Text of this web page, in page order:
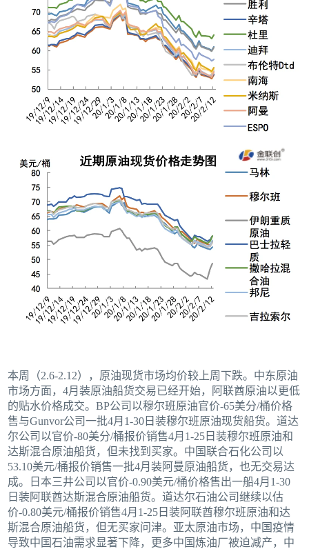
本周（2.6-2.12），原油现货市场均价较上周下跌。中东原油
市场方面，4月装原油船货交易已经开始，阿联酋原油以更低
的贴水价格成交。BP公司以穆尔班原油官价-65美分/桶价格
售与Gunvor公司一批4月1-30日装穆尔班原油现货船货。道达
尔公司以官价-80美分/桶报价销售4月1-25日装穆尔班原油和
达斯混合原油船货，但未找到买家。中国联合石化公司以
53.10美元/桶报价销售一批4月装阿曼原油船货，也无交易达
成。日本三井公司以官价-0.90美元/桶价格售出一船4月1-30
日装阿联酋达斯混合原油船货。道达尔石油公司继续以估
价-0.80美元/桶报价销售4月1-25日装阿联酋穆尔班原油和达
斯混合原油船货，但无买家问津。亚太原油市场，中国疫情
导致中国石油需求显著下降，更多中国炼油厂被迫减产，中